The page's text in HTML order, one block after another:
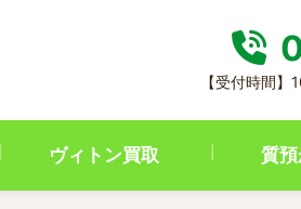
【受付時間
ヴィトン買取 質